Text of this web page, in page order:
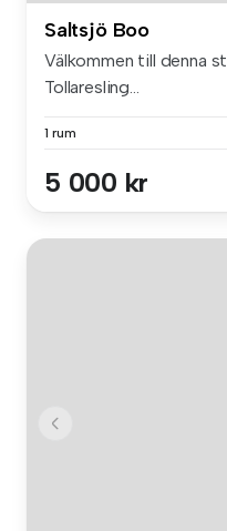
Saltsjö Boo
Välkommen till denna
Tollaresling...
1 rum
5 000 kr